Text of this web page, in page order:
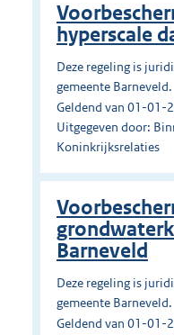
hyperscale
Deze regeling is
gemeente Barneveld.
Geldend van 01-01-
Uitgegeven door:
Koninkrijksrelaties
Barneveld
Deze regeling is
gemeente Barneveld.
Geldend van 01-01-